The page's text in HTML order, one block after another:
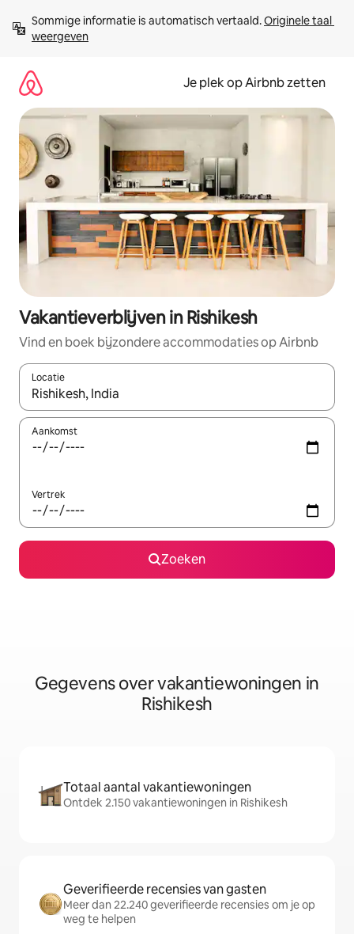
direct
naar
Sommige informatie is automatisch vertaald. Originele taal
weergeven
Je plek op Airbnb zetten
Vakantieverblijven in Rishikesh
Vind en boek bijzondere accommodaties op Airbnb
Locatie
Wanneer er resultaten beschikbaar zijn, maak je een keuze
Aankomst
Vertrek
Zoeken
Gegevens over vakantiewoningen in
Rishikesh
Totaal aantal vakantiewoningen
Ontdek 2.150 vakantiewoningen in Rishikesh
Geverifieerde recensies van gasten
Meer dan 22.240 geverifieerde recensies om je op
weg te helpen